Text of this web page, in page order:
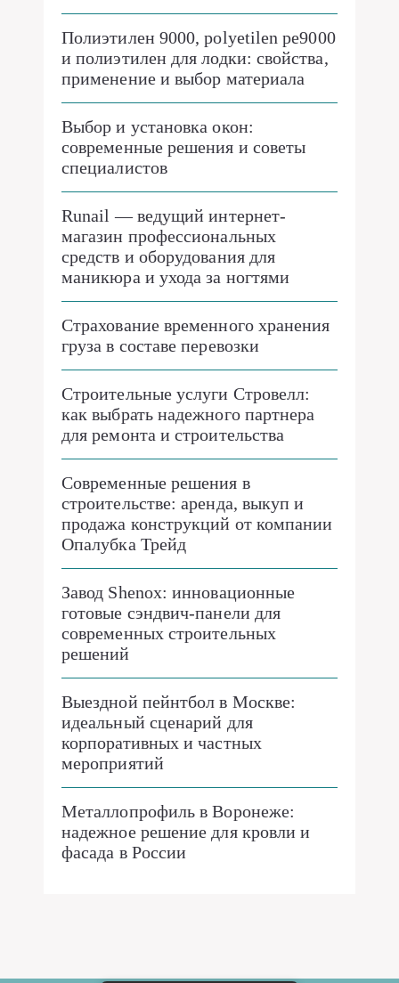
Полиэтилен 9000, polyetilen pe9000
и полиэтилен для лодки: свойства,
применение и выбор материала
Выбор и установка окон:
современные решения и советы
специалистов
Runail — ведущий интернет-
магазин профессиональных
средств и оборудования для
маникюра и ухода за ногтями
Страхование временного хранения
груза в составе перевозки
Строительные услуги Стровелл:
как выбрать надежного партнера
для ремонта и строительства
Современные решения в
строительстве: аренда, выкуп и
продажа конструкций от компании
Опалубка Трейд
Завод Shenox: инновационные
готовые сэндвич-панели для
современных строительных
решений
Выездной пейнтбол в Москве:
идеальный сценарий для
корпоративных и частных
мероприятий
Металлопрофиль в Воронеже:
надежное решение для кровли и
фасада в России